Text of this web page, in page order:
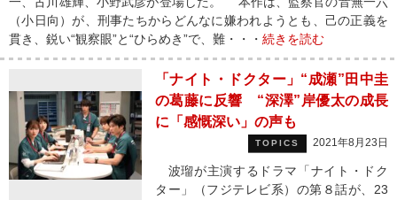
（小日向）が、刑事たちからどんなに嫌われようとも、己の正義を
貫き、鋭い“観察眼”と“ひらめき”で、難・・・ 続きを読む
「ナイト・ドクター」“成瀬”田中圭
の葛藤に反響 “深澤”岸優太の成長
に「感慨深い」の声も
TOPICS 2021年8月23日
波瑠が主演するドラマ「ナイト・ドク
ター」（フジテレビ系）の第８話が、23